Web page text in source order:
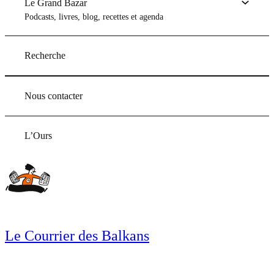
Le Grand Bazar
Podcasts, livres, blog, recettes et agenda
Recherche
Nous contacter
L’Ours
Le Courrier des Balkans